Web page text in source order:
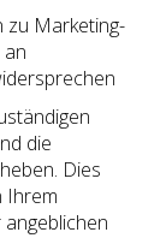
zu Marketing-
die
Dies
Ihrem